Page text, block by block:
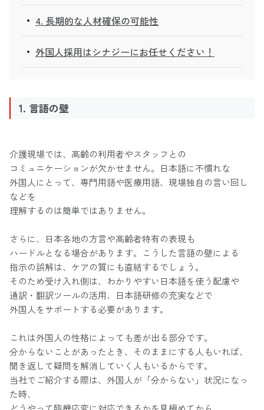
4. 長期的な人材確保の可能性
外国人採用はシナジーにお任せください！
1. 言語の壁
介護現場では、高齢の利用者やスタッフとの
コミュニケーションが欠かせません。日本語に不慣れな
外国人にとって、専門用語や医療用語、現場独自の言い回し
などを
理解するのは簡単ではありません。
さらに、日本各地の方言や高齢者特有の表現も
ハードルとなる場合があります。こうした言語の壁による
指示の誤解は、ケアの質にも直結するでしょう。
そのため受け入れ側は、わかりやすい日本語を使う配慮や
通訳・翻訳ツールの活用、日本語研修の充実などで
外国人をサポートする必要があります。
これは外国人の性格によっても差が出る部分です。
分からないことがあったとき、そのままにする人もいれば、
聞き返して疑問を解消していく人もいるからです。
当社でご紹介する際は、外国人が「分からない」状況になっ
た時、